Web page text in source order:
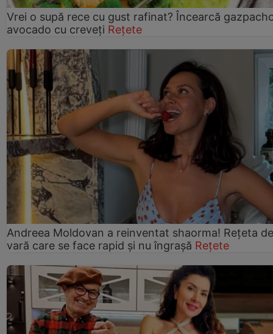
Vrei o supă rece cu gust rafinat? Încearcă
avocado cu creveți Rețete
Andreea Moldovan a reinventat shaorma! Rețeta de
vară care se face rapid și nu îngrașă Rețete